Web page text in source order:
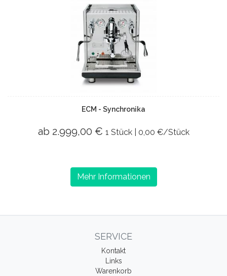
ECM - Synchronika
ab 2.999,00 € 1 Stück | 0,00 €/Stück
Mehr Informationen
SERVICE
Kontakt
Links
Warenkorb